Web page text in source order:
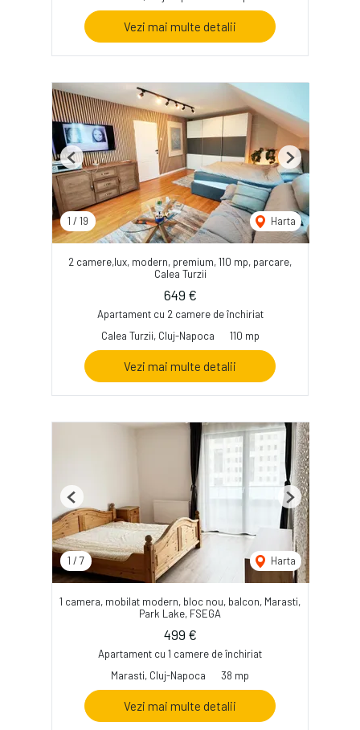
Vezi mai multe detalii
1 / 19 Harta
Previous Next
2 camere,lux, modern, premium, 110 mp, parcare,
Calea Turzii
649 €
Apartament cu 2 camere de închiriat
Calea Turzii, Cluj-Napoca
110 mp
Vezi mai multe detalii
1 / 7 Harta
Previous Next
1 camera, mobilat modern, bloc nou, balcon, Marasti,
Park Lake, FSEGA
499 €
Apartament cu 1 camere de închiriat
Marasti, Cluj-Napoca
38 mp
Vezi mai multe detalii